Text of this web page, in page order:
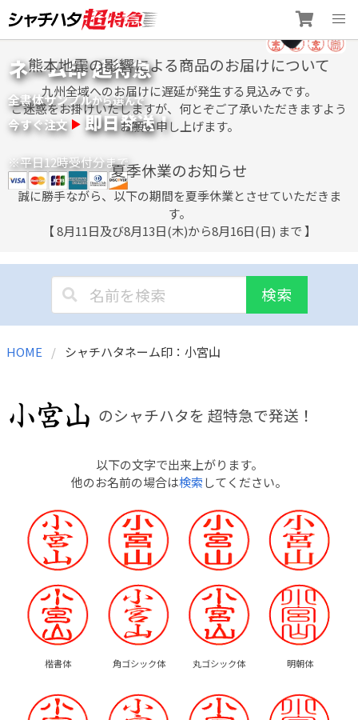
to
content
ネーム印 超特急
全書体サンプルから選んで
今すぐ注文 即日発送！
※平日12時受付分まで
熊本地震の影響による商品のお届けについて
九州全域へのお届けに遅延が発生する見込みです。
ご迷惑をお掛けいたしますが、何とぞご了承いただきますよう
お願い申し上げます。
夏季休業のお知らせ
誠に勝手ながら、以下の期間を夏季休業とさせていただきま
す。
【 8月11日及び8月13日(木)から8月16日(日) まで 】
検索
HOME シャチハタネーム印：小宮山
のシャチハタを 超特急で発送！
以下の文字で出来上がります。
他のお名前の場合は検索してください。
楷書体 角ゴシック体 丸ゴシック体 明朝体